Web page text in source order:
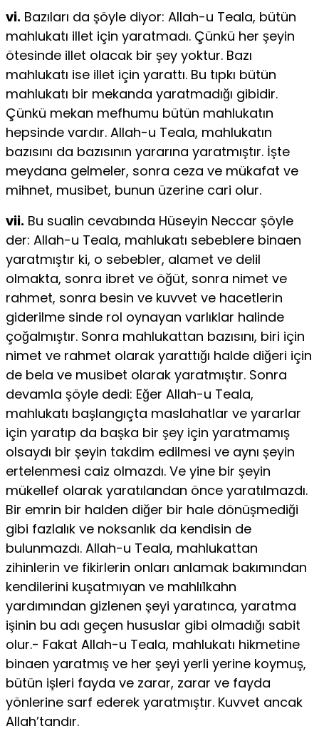
vi. Bazıları da şöyle diyor: Allah-u Teala, bütün
mahlukatı illet için yarat­madı. Çünkü her şeyin
ötesinde illet olacak bir şey yoktur. Bazı
mahlukatı ise illet için yarattı. Bu tıpkı bütün
mahlukatı bir mekanda yaratmadığı gibidir.
Çünkü mekan mefhumu bütün mahlukatın
hepsinde vardır. Allah-u Teala, mahlukatın
bazısını da bazısının yararına yaratmıştır. İşte
meydana gelmeler, sonra ceza ve mükafat ve
mihnet, musibet, bunun üzerine cari olur.
vii. Bu sualin cevabında Hüseyin Neccar şöyle
der: Allah-u Teala, mahlukatı sebeblere binaen
yaratmıştır ki, o sebebler, alamet ve delil
olmakta, sonra ibret ve öğüt, sonra nimet ve
rahmet, sonra besin ve kuvvet ve hacetlerin
giderilme­ sinde rol oynayan varlıklar halinde
çoğalmıştır. Sonra mahlukattan bazısını, biri için
nimet ve rahmet olarak yarattığı halde diğeri için
de bela ve musibet olarak yaratmıştır. Sonra
devamla şöyle dedi: Eğer Allah-u Teala,
mahlukatı başlangıçta maslahatlar ve yararlar
için yaratıp da başka bir şey için yaratma­mış
olsaydı bir şeyin takdim edilmesi ve aynı şeyin
ertelenmesi caiz olmazdı. Ve yine bir şeyin
mükellef olarak yaratılandan önce yaratılmazdı.
Bir emrin bir halden diğer bir hale dönüşmediği
gibi fazlalık ve noksanlık da kendisin­ de
bulunmazdı. Allah-u Teala, mahlukattan
zihinlerin ve fikirlerin onları an­lamak bakımından
kendilerini kuşatmıyan ve mahlı1kahn
yardımından giz­lenen şeyi yaratınca, yaratma
işinin bu adı geçen hususlar gibi olmadığı sabit
olur.- Fakat Allah-u Teala, mahlukatı hikmetine
binaen yaratmış ve her şeyi yerli yerine koymuş,
bütün işleri fayda ve zarar, zarar ve fayda
yönlerine sarf ederek yaratmıştır. Kuvvet ancak
Allah’tandır.